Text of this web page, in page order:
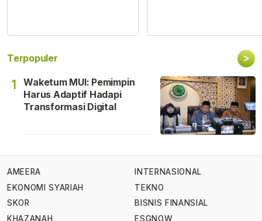
Terpopuler >
1
Waketum MUI: Pemimpin
Harus Adaptif Hadapi
Transformasi Digital
AMEERA
EKONOMI SYARIAH
SKOR
KHAZANAH
INTERNASIONAL
TEKNO
BISNIS FINANSIAL
ESGNOW